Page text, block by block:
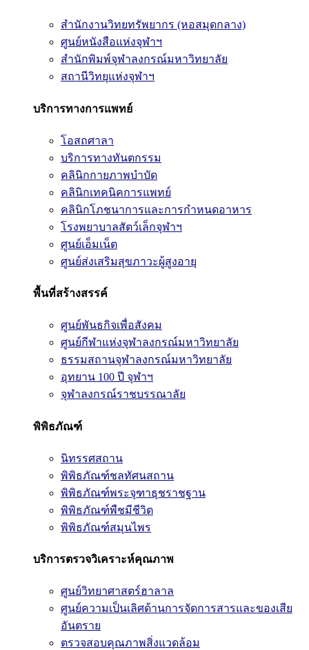
สำนักงานวิทยทรัพยากร (หอสมุดกลาง)
ศูนย์หนังสือแห่งจุฬาฯ
สำนักพิมพ์จุฬาลงกรณ์มหาวิทยาลัย
สถานีวิทยุแห่งจุฬาฯ
บริการทางการแพทย์
โอสถศาลา
บริการทางทันตกรรม
คลินิกกายภาพบำบัด
คลินิกเทคนิคการแพทย์
คลินิกโภชนาการและการกำหนดอาหาร
โรงพยาบาลสัตว์เล็กจุฬาฯ
ศูนย์เอ็มเน็ต
ศูนย์ส่งเสริมสุขภาวะผู้สูงอายุ
พื้นที่สร้างสรรค์
ศูนย์พันธกิจเพื่อสังคม
ศูนย์กีฬาแห่งจุฬาลงกรณ์มหาวิทยาลัย
ธรรมสถานจุฬาลงกรณ์มหาวิทยาลัย
อุทยาน 100 ปี จุฬาฯ
จุฬาลงกรณ์ราชบรรณาลัย
พิพิธภัณฑ์
นิทรรศสถาน
พิพิธภัณฑ์ชลทัศนสถาน
พิพิธภัณฑ์พระจุฑาธุชราชฐาน
พิพิธภัณฑ์พืชมีชีวิต
พิพิธภัณฑ์สมุนไพร
บริการตรวจวิเคราะห์คุณภาพ
ศูนย์วิทยาศาสตร์ฮาลาล
ศูนย์ความเป็นเลิศด้านการจัดการสารและของเสีย
อันตราย
ตรวจสอบคุณภาพสิ่งแวดล้อม